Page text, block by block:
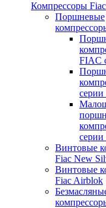
Компрессоры Fiac
Поршневые
FIAC
серии
Винтовые
Fiac New
Винтовые
Fiac Airblok